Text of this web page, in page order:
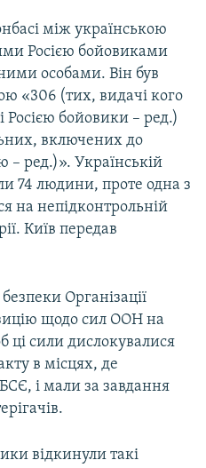
між українською
Росією бойовиками
особами. Він був
«306 (тих, видачі кого
Росією бойовики – ред.)
включених до
– ред.)». Українській
74 людини, проте одна з
на непідконтрольній
Київ передав
Організації
щодо сил ООН на
ці сили дислокувалися
в місцях, де
і мали за завдання
відкинули такі